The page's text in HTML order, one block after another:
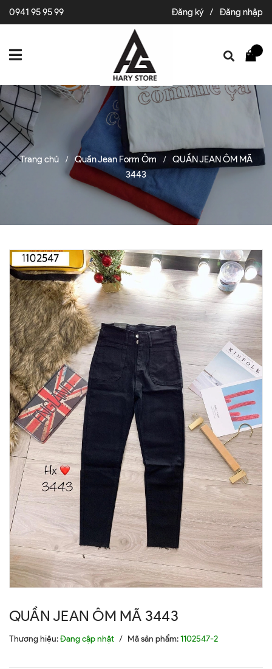
0941 95 95 99 Đăng ký / Đăng nhập
Trang chủ / Quần Jean Form Ôm /
QUẦN JEAN ÔM MÃ
3443
QUẦN JEAN ÔM MÃ 3443
Thương hiệu:Đang cập nhật / Mã sản phẩm:1102547-2